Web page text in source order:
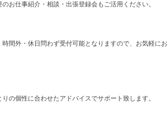
お仕事紹介・相談・出張登録会もご活用ください。
間外・休日問わず受付可能となりますので、お気軽に
の個性に合わせたアドバイスでサポート致します。